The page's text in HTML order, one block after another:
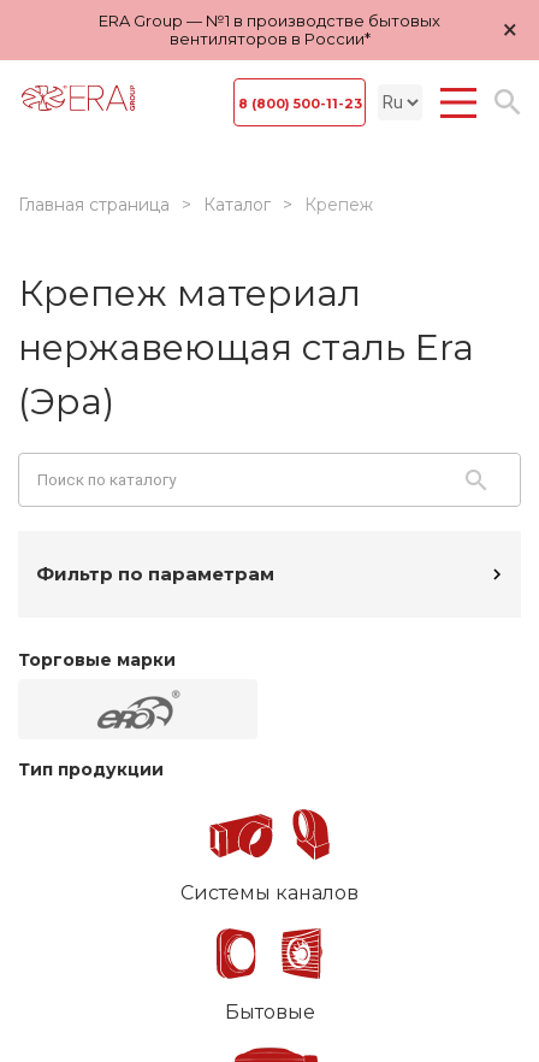
ERA Group — №1 в производстве бытовых
вентиляторов в России*
×
8 (800) 500-11-23
Главная страница Каталог Крепеж
Крепеж материал
нержавеющая сталь Era
(Эра)
Фильтр по параметрам
Торговые марки
Тип продукции
Системы каналов
Бытовые